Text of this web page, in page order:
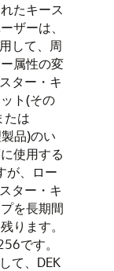
たキース
ザーは、
して、周
属性の変
ター・キ
ト(その
たは
品)のい
使用する
が、ロー
ター・キ
を長期間
ります。
です。
て、DEK